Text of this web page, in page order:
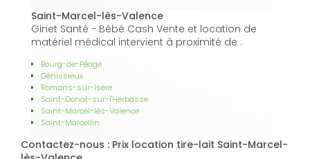
Saint-Marcel-lès-Valence
Ginet Santé - Bébé Cash Vente et location de
matériel médical intervient à proximité de :
Bourg-de-Péage
Génissieux
Romans-sur-Isère
Saint-Donat-sur-l'Herbasse
Saint-Marcel-lès-Valence
Saint-Marcellin
Contactez-nous : Prix location tire-lait Saint-Marcel-